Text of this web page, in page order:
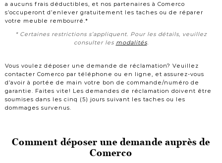
a aucuns frais déductibles, et nos partenaires à Comerco
s’occuperont d’enlever gratuitement les taches ou de réparer
votre meuble rembourré.*
* Certaines restrictions s’appliquent. Pour les détails, veuillez
consulter les modalités.
Vous voulez déposer une demande de réclamation? Veuillez
contacter Comerco par téléphone ou en ligne, et assurez-vous
d’avoir à portée de main votre bon de commande/numéro de
garantie. Faites vite! Les demandes de réclamation doivent être
soumises dans les cinq (5) jours suivant les taches ou les
dommages survenus.
Comment déposer une demande auprès de
Comerco